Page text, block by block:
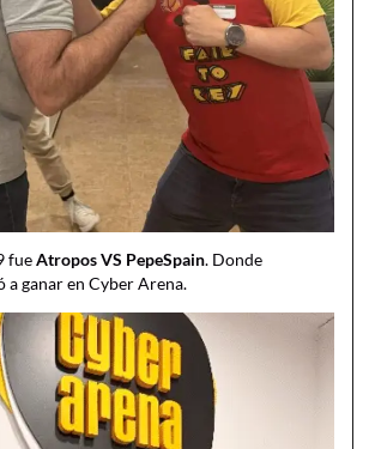
fueAtropos VS PepeSpain. Donde
a ganar en Cyber Arena.